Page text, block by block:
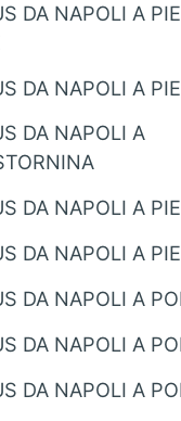
DA NAPOLI A
DA NAPOLI A
DA NAPOLI A
DA NAPOLI A
DA NAPOLI A
DA NAPOLI A
DA NAPOLI A
DA NAPOLI A